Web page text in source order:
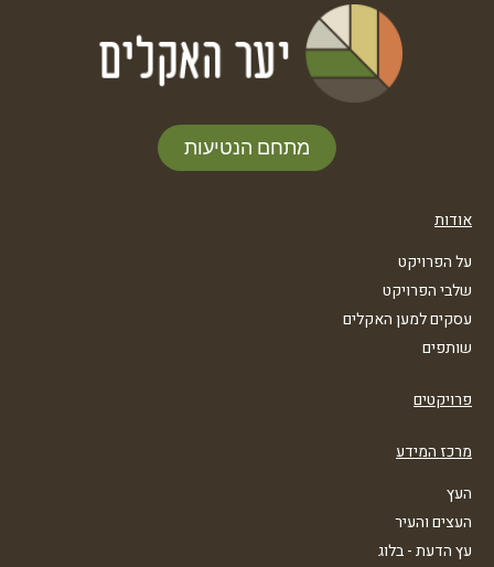
מתחם הנטיעות
אודות
על הפרויקט
שלבי הפרויקט
עסקים למען האקלים
שותפים
פרויקטים
מרכז המידע
העץ
העצים והעיר
עץ הדעת - בלוג